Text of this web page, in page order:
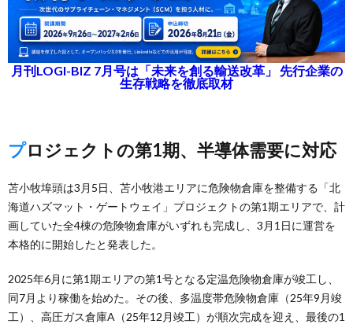
月刊LOGI-BIZ 7月号は「未来を創る輸送改革」 先行企業の
生存戦略を徹底取材
プロジェクトの第1期、半導体需要に対応
苫小牧埠頭は3月5日、苫小牧港エリアに危険物倉庫を整備する「北
海道ハズマット・ゲートウェイ」プロジェクトの第1期エリアで、計
画していた全4棟の危険物倉庫がいずれも完成し、3月1日に運営を
本格的に開始したと発表した。
2025年6月に第1期エリアの第1号となる定温危険物倉庫が竣工し、
同7月より稼働を始めた。その後、多温度帯危険物倉庫（25年9月竣
工）、高圧ガス倉庫A（25年12月竣工）が順次完成を迎え、最後の1